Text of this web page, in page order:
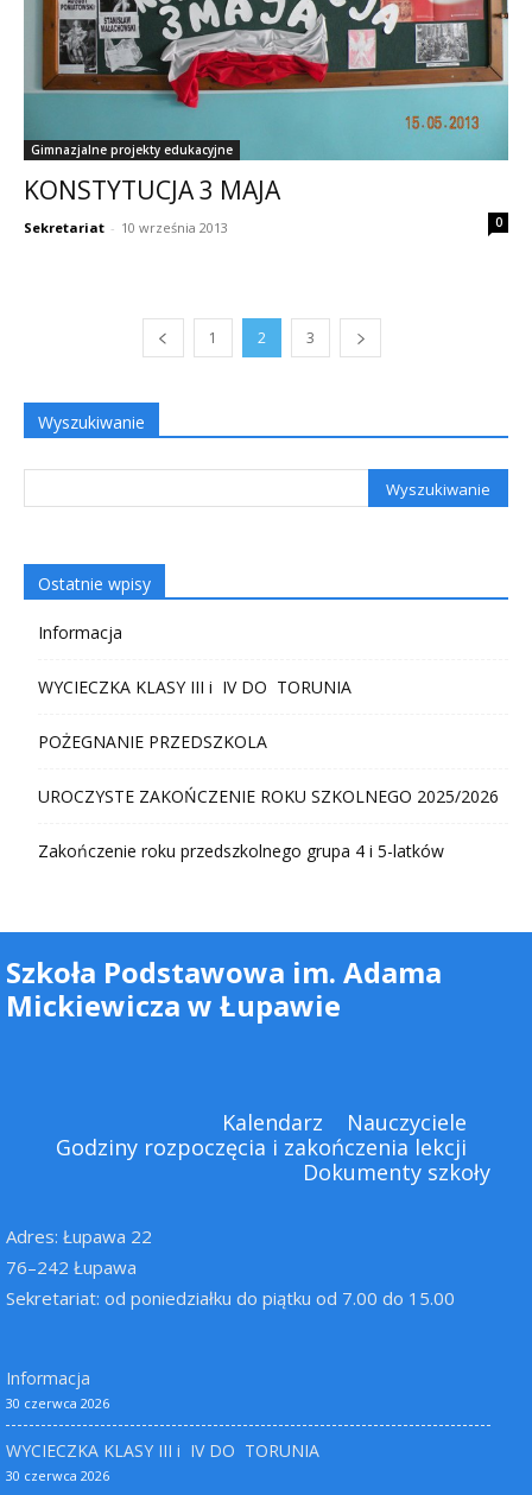
Gimnazjalne projekty edukacyjne
KONSTYTUCJA 3 MAJA
Sekretariat - 10 września 2013 0
1 2 3
Wyszukiwanie
Ostatnie wpisy
Informacja
WYCIECZKA KLASY III i IV DO TORUNIA
POŻEGNANIE PRZEDSZKOLA
UROCZYSTE ZAKOŃCZENIE ROKU SZKOLNEGO 2025/2026
Zakończenie roku przedszkolnego grupa 4 i 5-latków
Szkoła Podstawowa im. Adama
Mickiewicza w Łupawie
Kalendarz
Nauczyciele
Godziny rozpoczęcia i zakończenia lekcji
Dokumenty szkoły
Adres: Łupawa 22
76–242 Łupawa
Sekretariat: od poniedziałku do piątku od 7.00 do 15.00
Informacja
30 czerwca 2026
WYCIECZKA KLASY III i IV DO TORUNIA
30 czerwca 2026